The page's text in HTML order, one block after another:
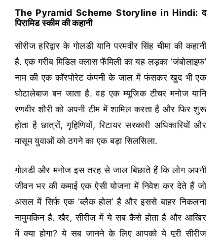
The Pyramid Scheme Storyline in Hindi: द
पिरामिड स्कीम की कहानी
सीरीज हरिद्वार के गोलडी यानि परमवीर सिंह चीमा की कहानी
है. एक गरीब मिडिल क्लास फॅमिली का यह लड़का ‘जंबोलाइफ’
नाम की एक कॉरपोरेट कंपनी के जाल में फंसकर खुद भी एक
घोटालेबाज बन जाता है. वह एक म्यूजिक टीचर मनोज यानि
रणवीर शौरी को अपनी टीम में शामिल करता है और फिर शुरू
होता है छात्रों, गृहिणियों, रिटायर सरकारी अधिकारियों और
मासूम युवाओं को ठगने का एक बड़ा सिलसिला.
गोलडी और मनोज इस तरह से जाल बिछाते हैं कि लोग अपनी
जीवन भर की कमाई एक ऐसी योजना में निवेश कर देते हैं जो
असल में सिर्फ एक ‘ब्लैक होल’ है और इससे बाहर निकलना
नामुमकिन है. खैर, सीरीज में ये सब कैसे होता है और आखिर
में क्या होगा? ये सब जानने के लिए आपको ये पूरी सीरीज